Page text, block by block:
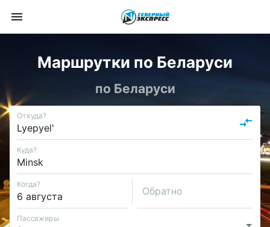
Маршрутки по Беларуси
по Беларуси
Откуда?
Куда?
Когда?
Обратно
Пассажиры